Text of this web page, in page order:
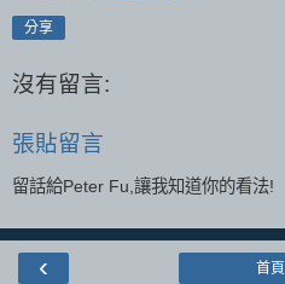
分享
沒有留言:
張貼留言
留話給Peter Fu,讓我知道你的看法!
‹ 首頁